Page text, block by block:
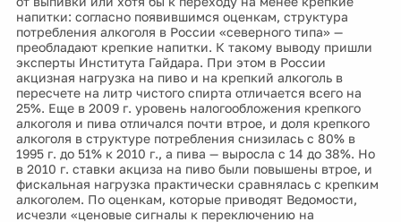
напитки: согласно появившимся оценкам, структура
потребления алкоголя в России «северного типа» —
преобладают крепкие напитки. К такому выводу пришли
эксперты Института Гайдара. При этом в России
акцизная нагрузка на пиво и на крепкий алкоголь в
пересчете на литр чистого спирта отличается всего на
25%. Еще в 2009 г. уровень налогообложения крепкого
алкоголя и пива отличался почти втрое, и доля крепкого
алкоголя в структуре потребления снизилась с 80% в
1995 г. до 51% к 2010 г., а пива — выросла с 14 до 38%. Но
в 2010 г. ставки акциза на пиво были повышены втрое, и
фискальная нагрузка практически сравнялась с крепким
алкоголем. По оценкам, которые приводят Ведомости,
исчезли «ценовые сигналы к переключению на